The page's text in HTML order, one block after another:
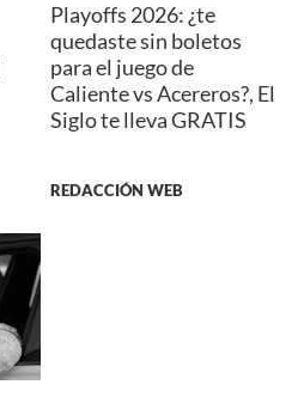
Playoffs 2026: ¿te
quedaste sin boletos
para el juego de
Caliente vs Acereros?, El
Siglo te lleva GRATIS
REDACCIÓN WEB